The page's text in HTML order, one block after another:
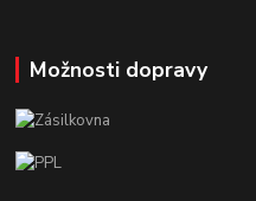
Možnosti dopravy